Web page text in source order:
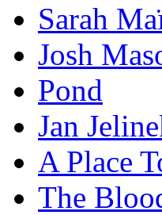
Sarah
Josh
Pond
Jan
A Place
The